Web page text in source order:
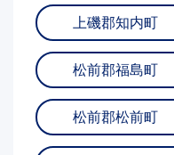
上磯郡知内町
松前郡福島町
松前郡松前町